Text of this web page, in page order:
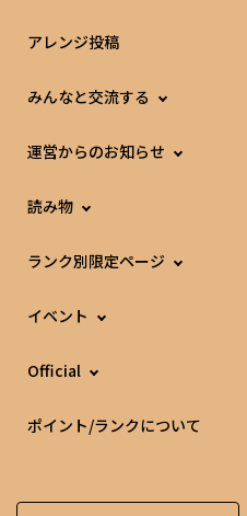
アレンジ投稿
みんなと交流する
運営からのお知らせ
読み物
ランク別限定ページ
イベント
Official
ポイント/ランクについて